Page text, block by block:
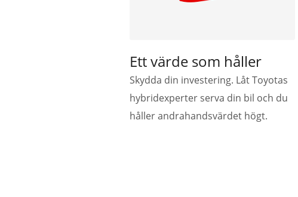
Ett värde som håller
Skydda din investering. Låt Toyotas
hybridexperter serva din bil och du
håller andrahandsvärdet högt.